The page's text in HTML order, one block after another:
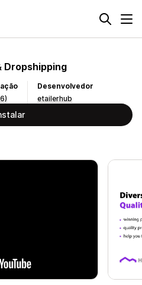
Dropshipping
Desenvolvedor
etailerhub